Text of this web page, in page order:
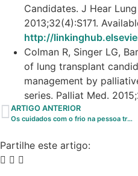
Candidates. J Hear
2013;32(4):S171.
http://
Colman R, Singer LG,
of lung transplant
management by
series. Palliat Med.
ARTIGO ANTERIOR
Os cuidados com o frio na pessoa transplantada pulmonar
Partilhe este artigo: